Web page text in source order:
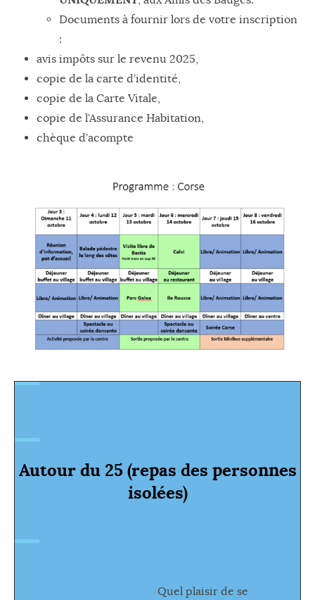
Documents à fournir lors de votre inscription
:
avis impôts sur le revenu 2025,
copie de la carte d’identité,
copie de la Carte Vitale,
copie de l’Assurance Habitation,
chèque d’acompte
Autour du 25 (repas des personnes
isolées)
Quel plaisir de se